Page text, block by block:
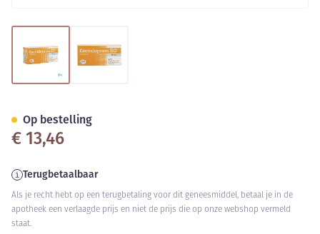
€ 13,46
Terugbetaalbaar
Als je recht hebt op een terugbetaling voor dit geneesmiddel, betaal je in de
apotheek een verlaagde prijs en niet de prijs die op onze webshop vermeld
staat.
Op bestelling